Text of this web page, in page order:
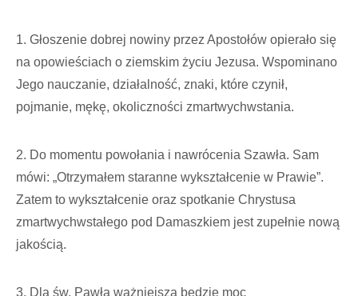
1. Głoszenie dobrej nowiny przez Apostołów opierało się
na opowieściach o ziemskim życiu Jezusa. Wspominano
Jego nauczanie, działalność, znaki, które czynił,
pojmanie, mękę, okoliczności zmartwychwstania.
2. Do momentu powołania i nawrócenia Szawła. Sam
mówi: „Otrzymałem staranne wykształcenie w Prawie”.
Zatem to wykształcenie oraz spotkanie Chrystusa
zmartwychwstałego pod Damaszkiem jest zupełnie nową
jakością.
3. Dla św. Pawła ważniejsza będzie moc